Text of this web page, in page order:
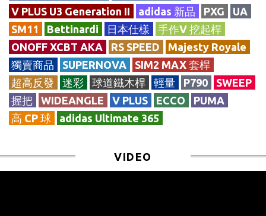
V PLUS U3 Generation II
adidas 新品 PXG
UA
SM11
Bettinardi 日本仕樣
手作V 挖起桿
ONOFF XCBT AKA
RS SPEED
Majesty Royale
獨賣商品
SUPERNOVA
SIM2 MAX 套桿
超高反發
迷彩 球道鐵木桿 輕量 P790
SWEEP
握把
WIDEANGLE V PLUS ECCO
PUMA
高 CP 球
adidas Ultimate 365
VIDEO